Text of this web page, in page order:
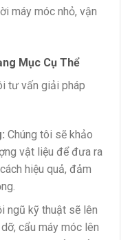
máy móc nhỏ, vận
Mục Cụ Thể
tư vấn giải pháp
Chúng tôi sẽ khảo
vật liệu để đưa ra
hiệu quả, đảm
ngũ kỹ thuật sẽ lên
cẩu máy móc lên